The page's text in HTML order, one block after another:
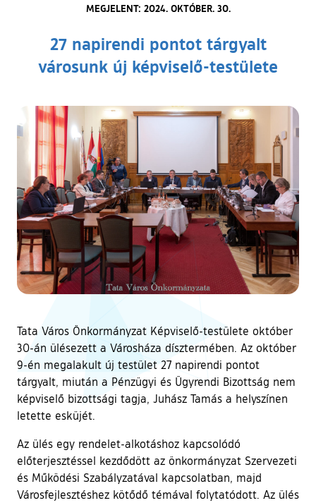
MEGJELENT: 2024. OKTÓBER. 30.
27 napirendi pontot tárgyalt
városunk új képviselő-testülete
Tata Város Önkormányzat Képviselő-testülete október
30-án ülésezett a Városháza dísztermében. Az október
9-én megalakult új testület 27 napirendi pontot
tárgyalt, miután a Pénzügyi és Ügyrendi Bizottság nem
képviselő bizottsági tagja, Juhász Tamás a helyszínen
letette esküjét.
Az ülés egy rendelet-alkotáshoz kapcsolódó
előterjesztéssel kezdődött az önkormányzat Szervezeti
és Működési Szabályzatával kapcsolatban, majd
Városfejlesztéshez kötődő témával folytatódott. Az ülés